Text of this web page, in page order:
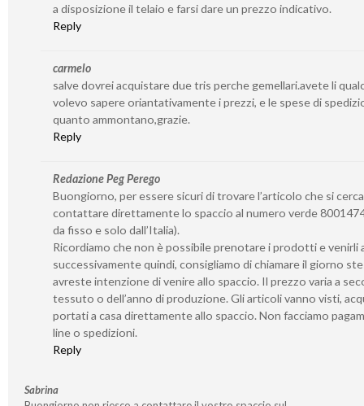
a disposizione il telaio e farsi dare un prezzo indicativo.
Reply
carmelo
salve dovrei acquistare due tris perche gemellari.avete li
volevo sapere oriantativamente i prezzi, e le spese di
quanto ammontano,grazie.
Reply
Redazione Peg Perego
Buongiorno, per essere sicuri di trovare l’articolo che si
contattare direttamente lo spaccio al numero verde
da fisso e solo dall’Italia).
Ricordiamo che non è possibile prenotare i prodotti e venirli
successivamente quindi, consigliamo di chiamare il giorno
avreste intenzione di venire allo spaccio. Il prezzo varia a
tessuto o dell’anno di produzione. Gli articoli vanno visti,
portati a casa direttamente allo spaccio. Non facciamo
line o spedizioni.
Reply
Sabrina